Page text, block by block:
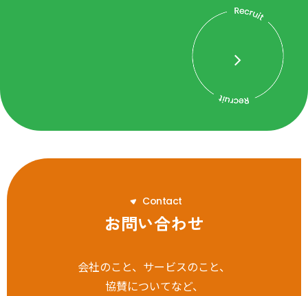
Contact
お問い合わせ
会社のこと、サービスのこと、
協賛についてなど、